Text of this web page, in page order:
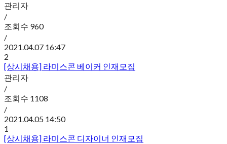
관리자
/
조회수 960
/
2021.04.07 16:47
2
[상시채용] 라미스콘 베이커 인재모집
관리자
/
조회수 1108
/
2021.04.05 14:50
1
[상시채용] 라미스콘 디자이너 인재모집